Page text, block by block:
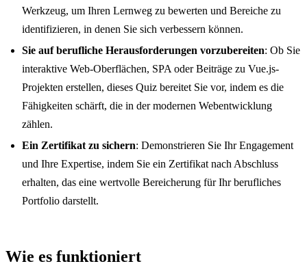
Werkzeug, um Ihren Lernweg zu bewerten und Bereiche zu
identifizieren, in denen Sie sich verbessern können.
Sie auf berufliche Herausforderungen vorzubereiten: Ob Sie
interaktive Web-Oberflächen, SPA oder Beiträge zu Vue.js-
Projekten erstellen, dieses Quiz bereitet Sie vor, indem es die
Fähigkeiten schärft, die in der modernen Webentwicklung
zählen.
Ein Zertifikat zu sichern: Demonstrieren Sie Ihr Engagement
und Ihre Expertise, indem Sie ein Zertifikat nach Abschluss
erhalten, das eine wertvolle Bereicherung für Ihr berufliches
Portfolio darstellt.
Wie es funktioniert